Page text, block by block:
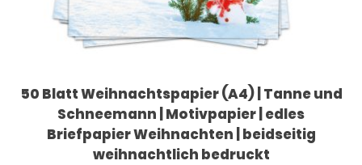
50 Blatt Weihnachtspapier (A4) | Tanne und
Schneemann | Motivpapier | edles
Briefpapier Weihnachten | beidseitig
weihnachtlich bedruckt